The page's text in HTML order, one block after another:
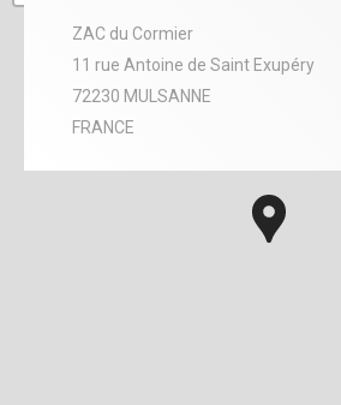
ZAC du Cormier
11 rue Antoine de Saint Exupéry
72230 MULSANNE
FRANCE